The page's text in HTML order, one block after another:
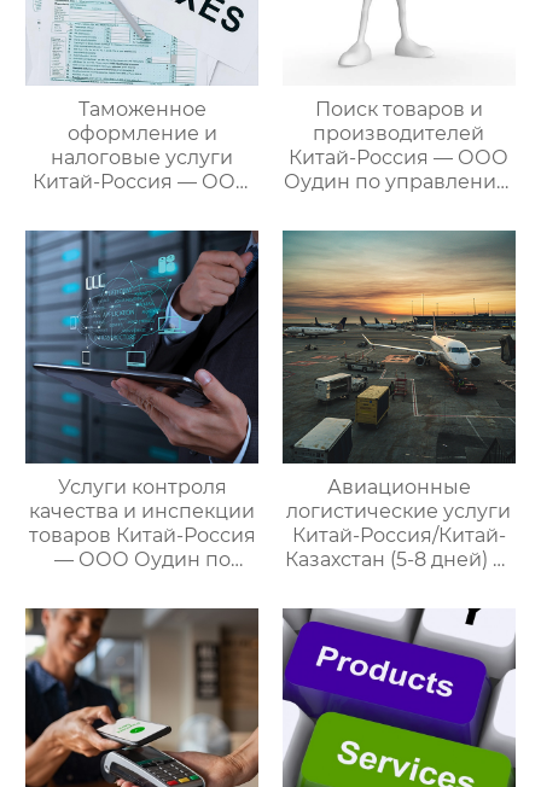
Таможенное
оформление и
налоговые услуги
Китай-Россия — ООО
международными
цепями поставок
Поиск товаров и
производителей
Китай-Россия — ООО
Оудин по управлению
цепями поставок
Услуги контроля
качества и инспекции
товаров Китай-Россия
— ООО Оудин по
международными
цепями поставок
Авиационные
логистические услуги
Китай-Россия/Китай-
Казахстан (5-8 дней) —
управлению
международными
цепями поставок